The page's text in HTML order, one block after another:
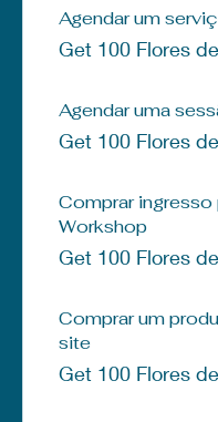
Agendar um
Get 100 Flores
Agendar uma
Get 100 Flores
Comprar ingresso
Workshop
Get 100 Flores
Comprar um
site
Get 100 Flores